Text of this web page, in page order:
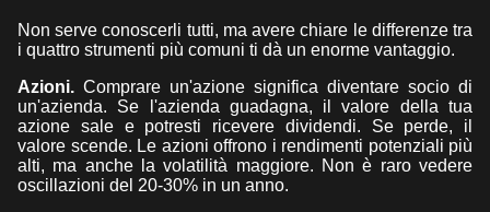
Non serve conoscerli tutti, ma avere chiare le differenze tra
i quattro strumenti più comuni ti dà un enorme vantaggio.
Azioni. Comprare un'azione significa diventare socio di
un'azienda. Se l'azienda guadagna, il valore della tua
azione sale e potresti ricevere dividendi. Se perde, il
valore scende. Le azioni offrono i rendimenti potenziali più
alti, ma anche la volatilità maggiore. Non è raro vedere
oscillazioni del 20-30% in un anno.